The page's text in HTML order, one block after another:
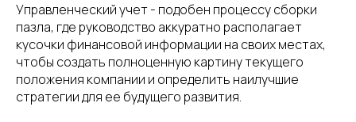
Управленческий учет - подобен процессу сборки
пазла, где руководство аккуратно располагает
кусочки финансовой информации на своих местах,
чтобы создать полноценную картину текущего
положения компании и определить наилучшие
стратегии для ее будущего развития.